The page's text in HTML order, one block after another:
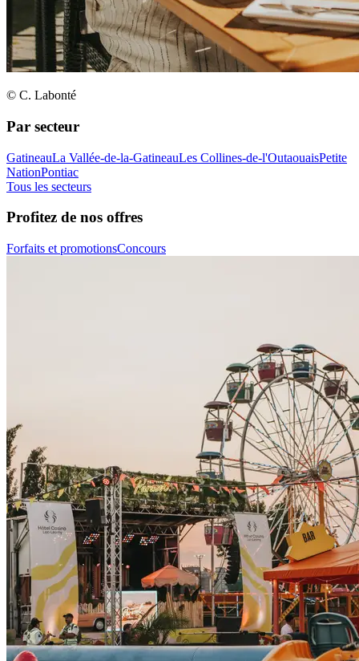
© C. Labonté
Par secteur
GatineauLa Vallée-de-la-GatineauLes Collines-de-l'OutaouaisPetite
NationPontiac
Tous les secteurs
Profitez de nos offres
Forfaits et promotionsConcours